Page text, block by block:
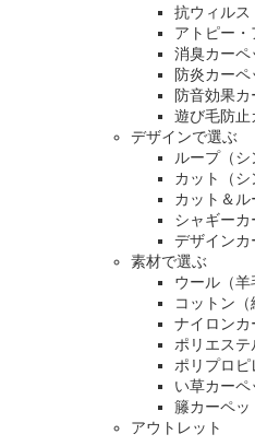
抗ウィルス
アトピー・
消臭カーペ
防炎カーペ
防音効果カ
遊び毛防止
デザインで選ぶ
ループ（
カット（シ
カット＆ル
シャギーカ
デザインカ
素材で選ぶ
ウール（羊
コットン
ナイロンカ
ポリエステ
ポリプロピ
い草カーペ
籐カーペッ
アウトレット